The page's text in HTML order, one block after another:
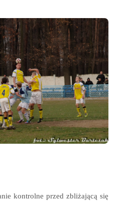
kontrolne przed zbliżającą się